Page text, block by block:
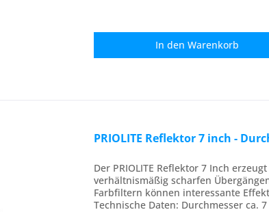
In den Warenkorb
PRIOLITE Reflektor 7 inch -
Der PRIOLITE Reflektor 7 Inch
verhältnismäßig scharfen
Farbfiltern können interessante
Technische Daten: Durchmesser ca.